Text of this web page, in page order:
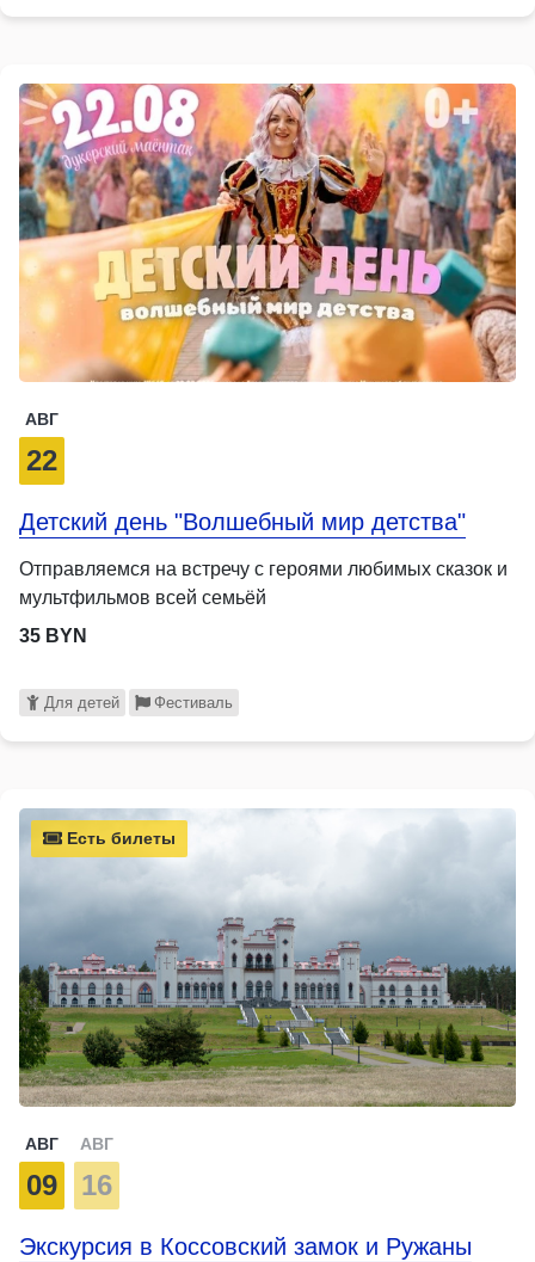
АВГ
22
Детский день "Волшебный мир детства"
Отправляемся на встречу с героями любимых сказок и
мультфильмов всей семьёй
35 BYN
Для детей Фестиваль
Есть билеты
АВГ
09
АВГ
16
Экскурсия в Коссовский замок и Ружаны